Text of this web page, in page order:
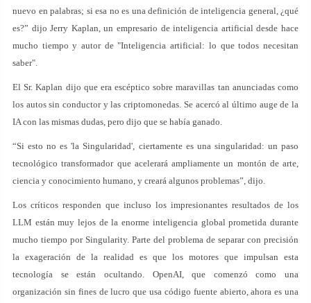
nuevo en palabras; si esa no es una definición de inteligencia general, ¿qué
es?” dijo Jerry Kaplan, un empresario de inteligencia artificial desde hace
mucho tiempo y autor de "Inteligencia artificial: lo que todos necesitan
saber".
El Sr. Kaplan dijo que era escéptico sobre maravillas tan anunciadas como
los autos sin conductor y las criptomonedas. Se acercó al último auge de la
IA con las mismas dudas, pero dijo que se había ganado.
“Si esto no es 'la Singularidad', ciertamente es una singularidad: un paso
tecnológico transformador que acelerará ampliamente un montón de arte,
ciencia y conocimiento humano, y creará algunos problemas”, dijo.
Los críticos responden que incluso los impresionantes resultados de los
LLM están muy lejos de la enorme inteligencia global prometida durante
mucho tiempo por Singularity. Parte del problema de separar con precisión
la exageración de la realidad es que los motores que impulsan esta
tecnología se están ocultando. OpenAI, que comenzó como una
organización sin fines de lucro que usa código fuente abierto, ahora es una